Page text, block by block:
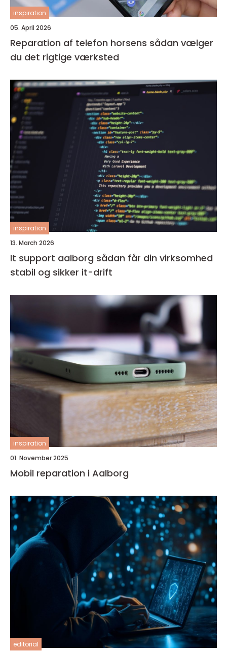
inspiration
05. April 2026
Reparation af telefon horsens sådan vælger
du det rigtige værksted
inspiration
13. March 2026
It support aalborg sådan får din virksomhed
stabil og sikker it-drift
inspiration
01. November 2025
Mobil reparation i Aalborg
editorial